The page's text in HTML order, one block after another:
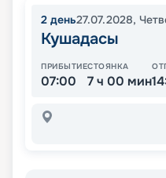
2 день27.07.2028,
Кушадасы
ПРИБЫТИЕ
07:00
СТОЯНКА
7 ч 00 мин